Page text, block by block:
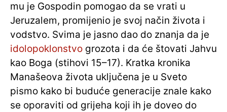
mu je Gospodin pomogao da se vrati u
Jeruzalem, promijenio je svoj način života i
vodstvo. Svima je jasno dao do znanja da je
idolopoklonstvo grozota i da će štovati Jahvu
kao Boga (stihovi 15–17). Kratka kronika
Manašeova života uključena je u Sveto
pismo kako bi buduće generacije znale kako
se oporaviti od grijeha koji ih je doveo do